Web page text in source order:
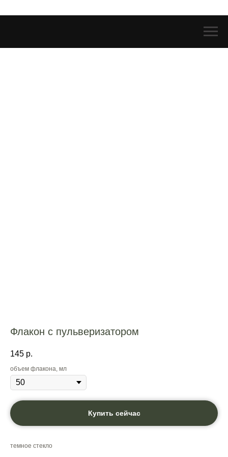
Флакон с пульверизатором
145 р.
объем флакона, мл
Купить сейчас
темное стекло